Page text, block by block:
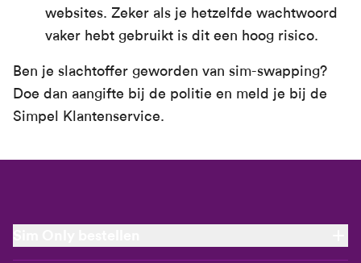
websites. Zeker als je hetzelfde wachtwoord
vaker hebt gebruikt is dit een hoog risico.
Ben je slachtoffer geworden van sim-swapping?
Doe dan aangifte bij de politie en meld je bij de
Simpel Klantenservice.